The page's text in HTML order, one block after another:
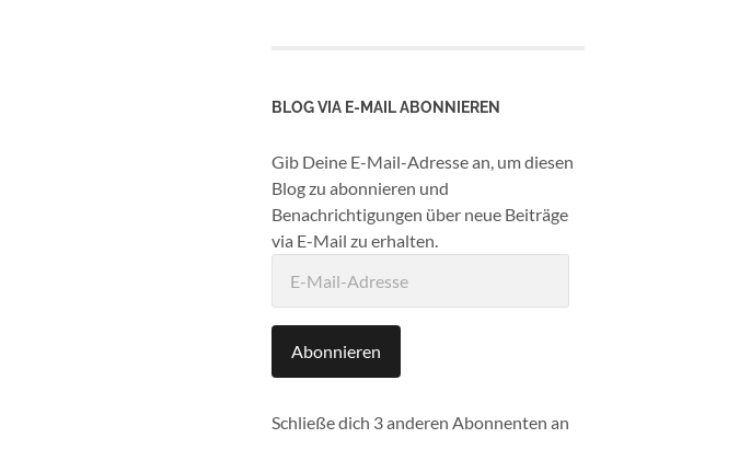
BLOG VIA E-MAIL ABONNIEREN
Gib Deine E-Mail-Adresse an, um diesen
Blog zu abonnieren und
Benachrichtigungen über neue Beiträge
via E-Mail zu erhalten.
Mail-
Abonnieren
Schließe dich 3 anderen Abonnenten an